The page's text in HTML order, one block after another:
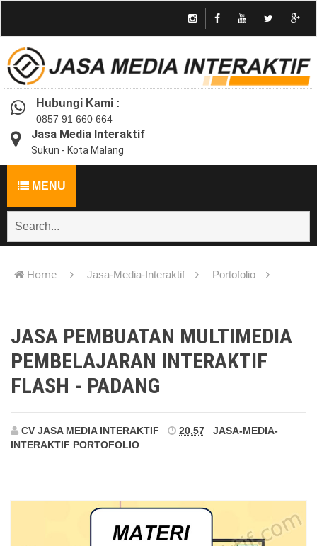
Hubungi Kami :
0857 91 660 664
Jasa Media Interaktif
Sukun - Kota Malang
MENU
Home Jasa-Media-Interaktif Portofolio
JASA PEMBUATAN MULTIMEDIA
PEMBELAJARAN INTERAKTIF
FLASH - PADANG
CV JASA MEDIA INTERAKTIF 20.57
JASA-MEDIA-
INTERAKTIF PORTOFOLIO